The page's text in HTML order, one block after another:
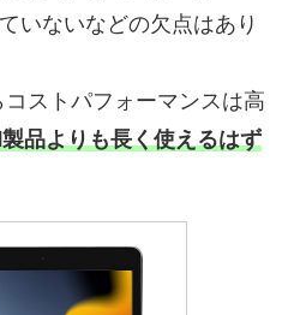
いないなどの欠点はあり
ストパフォーマンスは高
品よりも長く使えるはず